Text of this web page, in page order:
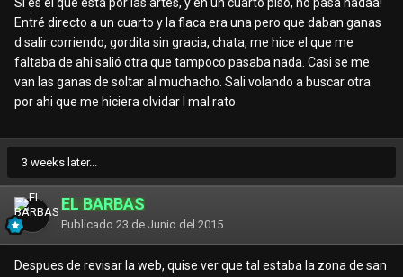
Si es el que está por las artes, y en un cuarto piso, no pasa nadaa!
Entré directo a un cuarto y la flaca era una pero que daban ganas
d salir corriendo, gordita sin gracia, chata, me hice el que me
faltaba de ahi salió otra que tampoco pasaba nada. Casi se me
van las ganas de soltar al muchacho. Sali volando a buscar otra
por ahi que me hiciera olvidar l mal rato
3 weeks later...
EL BÁRBAS
Publicado 23 de Junio del 2015
Despues de revisar la web, quise ver que tal estaba la zona de san